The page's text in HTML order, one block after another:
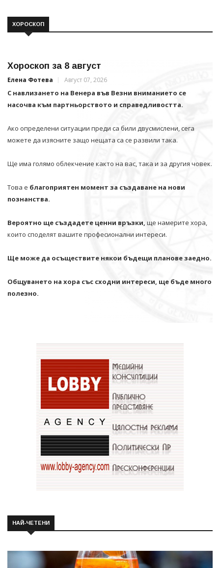
ХОРОСКОП
Хороскоп за 8 август
Елена Фотева Август 07, 2026
С навлизането на Венера във Везни вниманието се
насочва към партньорството и справедливостта.
Ако определени ситуации преди са били двусмислени, сега
можете да изясните защо нещата са се развили така.
Ще има голямо облекчение както на вас, така и за другия човек.
Това е благоприятен момент за създаване на нови
познанства.
Вероятно ще създадете ценни връзки, ще намерите хора,
които споделят вашите професионални интереси.
Ще може да осъществите някои бъдещи планове заедно.
Общуването на хора със сходни интереси, ще бъде много
полезно.
НАЙ-ЧЕТЕНИ